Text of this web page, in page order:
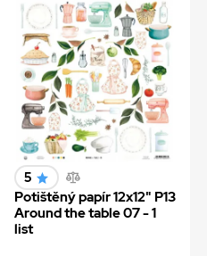
5
Potištěný papír 12x12" P13
Around the table 07 - 1
list